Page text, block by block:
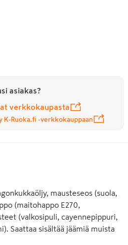
asiakas?
verkkokaupasta
K-Ruoka.fi -verkkokauppaan
mausteseos (suola,
(maitohappo E270,
(valkosipuli, cayennepippuri,
Saattaa sisältää jäämiä muista